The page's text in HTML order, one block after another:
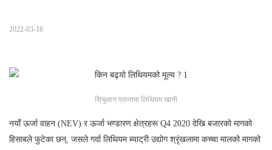
2022-03-16
सिचुआन प्रान्तमा लिथियम खानी
नयाँ ऊर्जा वाहन (NEV) र ऊर्जा भण्डारण क्षेत्रहरू Q4 2020 देखि बजारको मागको
हिसाबले फुटेका छन्, जसले गर्दा लिथियम ब्याट्री उद्योग श्रृंखलामा कच्चा मालको मागको